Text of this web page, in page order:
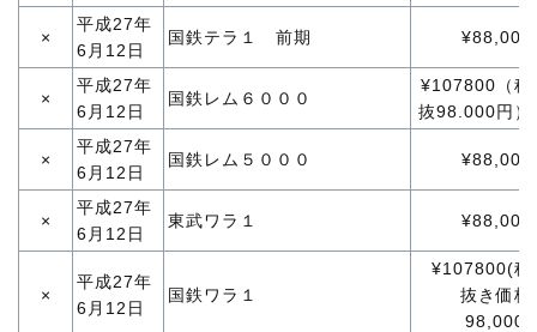
×
平成27年
6月12日
国鉄テラ１ 前期 ¥88,000
×
平成27年
6月12日
国鉄レム６０００
¥107800（税
抜98.000円）
×
平成27年
6月12日
国鉄レム５０００ ¥88,000
×
平成27年
6月12日
東武ワラ１ ¥88,000
×
平成27年
6月12日
国鉄ワラ１
¥107800(税
抜き価格
98,000)